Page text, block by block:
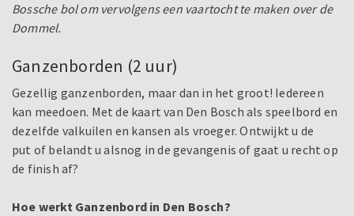
Bossche bol om vervolgens een vaartocht te maken over de
Dommel.
Ganzenborden (2 uur)
Gezellig ganzenborden, maar dan in het groot! Iedereen
kan meedoen. Met de kaart van Den Bosch als speelbord en
dezelfde valkuilen en kansen als vroeger. Ontwijkt u de
put of belandt u alsnog in de gevangenis of gaat u recht op
de finish af?
Hoe werkt Ganzenbord in Den Bosch?